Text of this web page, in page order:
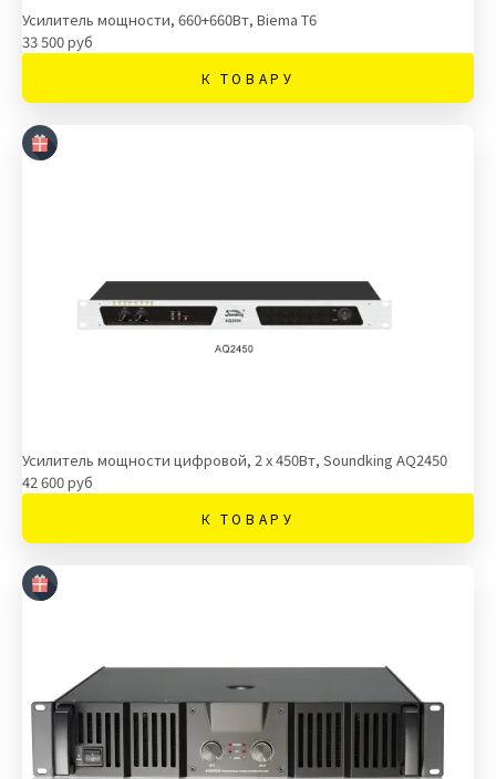
Усилитель мощности, 660+660Вт, Biema T6
33 500 руб
К ТОВАРУ
Усилитель мощности цифровой, 2 х 450Вт, Soundking AQ2450
42 600 руб
К ТОВАРУ